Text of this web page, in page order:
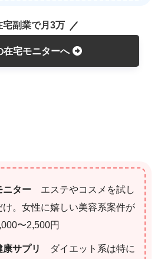
宅副業で月3万
在宅モニターへ
ニター エステやコスメを試し
け。女性に嬉しい美容系案件が
〜2,500円
サプリ
ダイエット系は特に